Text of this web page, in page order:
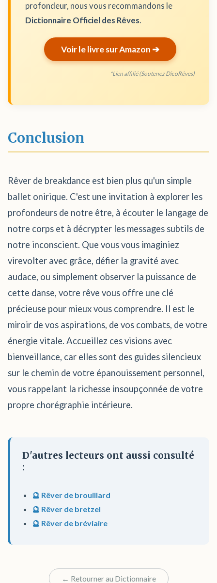
profondeur, nous vous recommandons le
Dictionnaire Officiel des Rêves.
Voir le livre sur Amazon ➔
*Lien affilié (Soutenez DicoRêves)
Conclusion
Rêver de breakdance est bien plus qu'un simple
ballet onirique. C'est une invitation à explorer les
profondeurs de notre être, à écouter le langage de
notre corps et à décrypter les messages subtils de
notre inconscient. Que vous vous imaginiez
virevolter avec grâce, défier la gravité avec
audace, ou simplement observer la puissance de
cette danse, votre rêve vous offre une clé
précieuse pour mieux vous comprendre. Il est le
miroir de vos aspirations, de vos combats, de votre
énergie vitale. Accueillez ces visions avec
bienveillance, car elles sont des guides silencieux
sur le chemin de votre épanouissement personnel,
vous rappelant la richesse insoupçonnée de votre
propre chorégraphie intérieure.
D'autres lecteurs ont aussi consulté
:
🔮 Rêver de brouillard
🔮 Rêver de bretzel
🔮 Rêver de bréviaire
← Retourner au Dictionnaire